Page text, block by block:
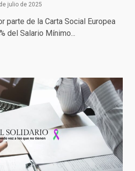
julio de 2025
parte de la Carta Social Europea
del Salario Mínimo...